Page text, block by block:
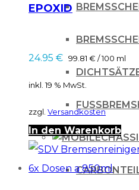
EPOXID
24.95 € 99.81 € /100 ml
inkl. 19 % MwSt.
zzgl. Versandkosten
In den Warenkorb